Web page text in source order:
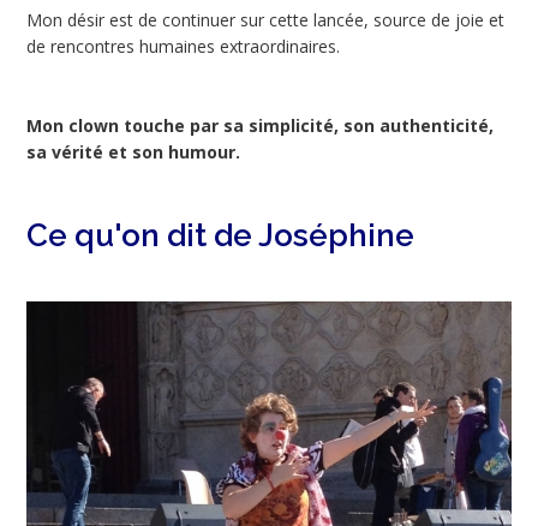
Mon désir est de continuer sur cette lancée, source de joie et
de rencontres humaines extraordinaires.
Mon clown touche par sa simplicité, son authenticité,
sa vérité et son humour.
Ce qu'on dit de Joséphine